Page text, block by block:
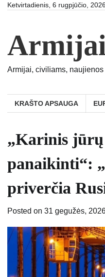
SkipKetvirtadienis, 6 rugpjūčio,
Armijai, civiliams, naujienos
KRAŠTO APSAUGA
„Karinis jūrų
panaikinti“:
priverčia
Posted on 31 gegužės,